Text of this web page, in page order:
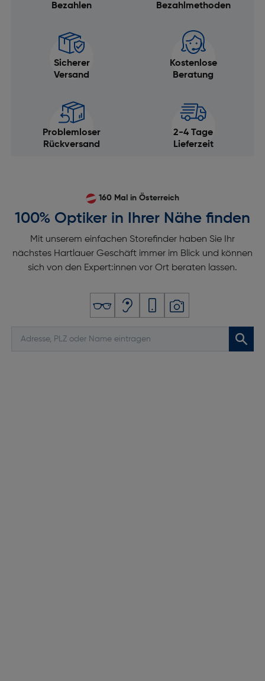
Bezahlen
Bezahlmethoden
Sicherer
Versand
Kostenlose
Beratung
Problemloser
Rückversand
2-4 Tage
Lieferzeit
160 Mal in Österreich
100% Optiker in Ihrer Nähe finden
Mit unserem einfachen Storefinder haben Sie Ihr
nächstes Hartlauer Geschäft immer im Blick und können
sich von den Expert:innen vor Ort beraten lassen.